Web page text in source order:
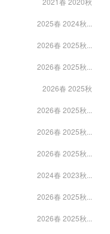
2025春 2024秋...
2026春 2025秋...
2026春 2025秋...
2026春 2025秋
2026春 2025秋...
2026春 2025秋...
2026春 2025秋...
2024春 2023秋...
2026春 2025秋...
2026春 2025秋...